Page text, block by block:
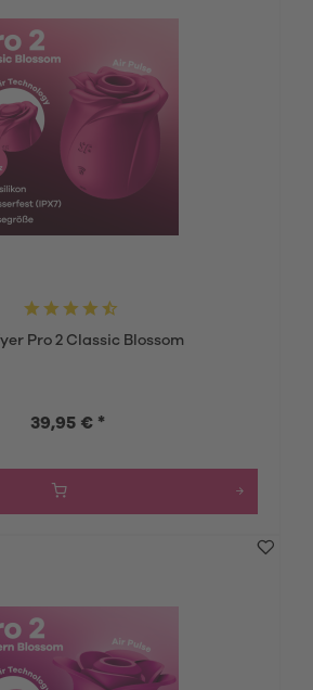
Pro 2 Classic Blossom
39,95 € *